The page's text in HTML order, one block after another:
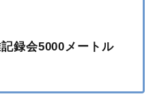
録会5000メートル